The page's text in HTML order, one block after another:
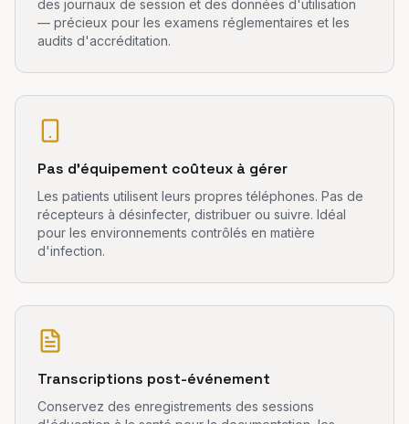
des journaux de session et des données d'utilisation
— précieux pour les examens réglementaires et les
audits d'accréditation.
Pas d'équipement coûteux à gérer
Les patients utilisent leurs propres téléphones. Pas de
récepteurs à désinfecter, distribuer ou suivre. Idéal
pour les environnements contrôlés en matière
d'infection.
Transcriptions post-événement
Conservez des enregistrements des sessions